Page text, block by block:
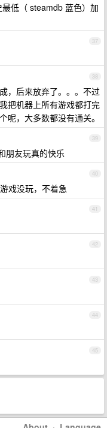
低（ steamdb 蓝色）加
37
38
，后来放弃了。。。不过
把机器上所有游戏都打完
呢，大多数都没有通关。
39
朋友玩真的快乐
40
戏没玩，不着急
41
42
43
44
45